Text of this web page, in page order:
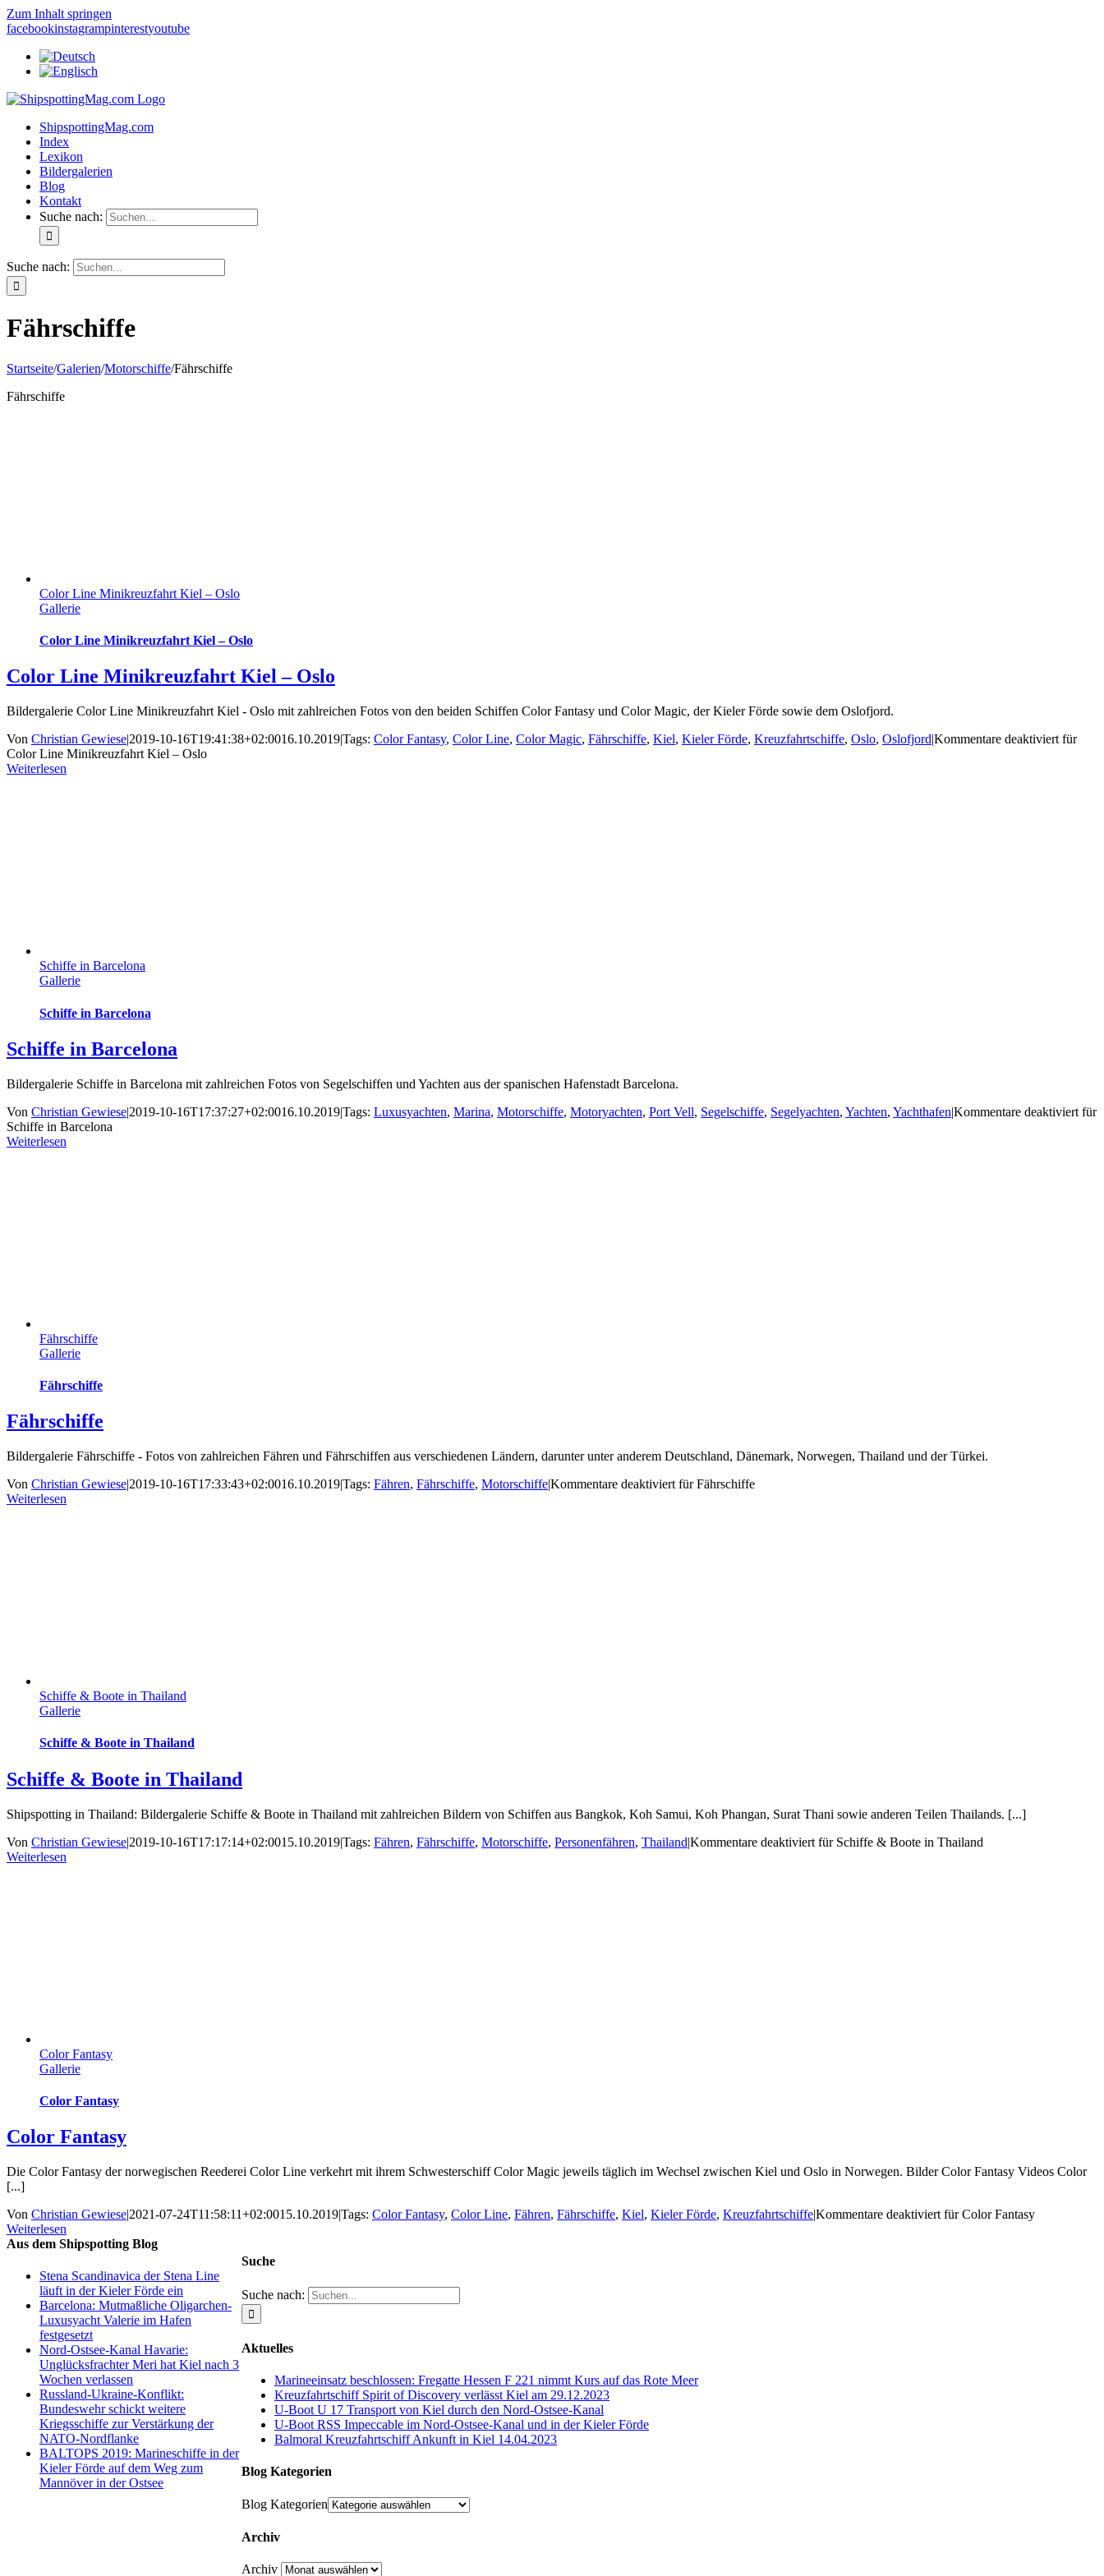
Zum Inhalt springen
facebookinstagrampinterestyoutube
ShipspottingMag.com
Index
Lexikon
Bildergalerien
Blog
Kontakt
Suche nach:
Suche nach:
Fährschiffe
Startseite/Galerien/Motorschiffe/Fährschiffe
Fährschiffe
Color Line Minikreuzfahrt Kiel – Oslo
Gallerie
Color Line Minikreuzfahrt Kiel – Oslo
Color Line Minikreuzfahrt Kiel – Oslo
Bildergalerie Color Line Minikreuzfahrt Kiel - Oslo mit zahlreichen Fotos von den beiden Schiffen Color Fantasy und Color Magic, der Kieler Förde sowie dem Oslofjord.
Von Christian Gewiese|2019-10-16T19:41:38+02:0016.10.2019|Tags: Color Fantasy, Color Line, Color Magic, Fährschiffe, Kiel, Kieler Förde, Kreuzfahrtschiffe, Oslo, Oslofjord|Kommentare deaktiviert für
Color Line Minikreuzfahrt Kiel – Oslo
Weiterlesen
Schiffe in Barcelona
Gallerie
Schiffe in Barcelona
Schiffe in Barcelona
Bildergalerie Schiffe in Barcelona mit zahlreichen Fotos von Segelschiffen und Yachten aus der spanischen Hafenstadt Barcelona.
Von Christian Gewiese|2019-10-16T17:37:27+02:0016.10.2019|Tags: Luxusyachten, Marina, Motorschiffe, Motoryachten, Port Vell, Segelschiffe, Segelyachten, Yachten, Yachthafen|Kommentare deaktiviert für
Schiffe in Barcelona
Weiterlesen
Fährschiffe
Gallerie
Fährschiffe
Fährschiffe
Bildergalerie Fährschiffe - Fotos von zahlreichen Fähren und Fährschiffen aus verschiedenen Ländern, darunter unter anderem Deutschland, Dänemark, Norwegen, Thailand und der Türkei.
Von Christian Gewiese|2019-10-16T17:33:43+02:0016.10.2019|Tags: Fähren, Fährschiffe, Motorschiffe|Kommentare deaktiviert für Fährschiffe
Weiterlesen
Schiffe & Boote in Thailand
Gallerie
Schiffe & Boote in Thailand
Schiffe & Boote in Thailand
Shipspotting in Thailand: Bildergalerie Schiffe & Boote in Thailand mit zahlreichen Bildern von Schiffen aus Bangkok, Koh Samui, Koh Phangan, Surat Thani sowie anderen Teilen Thailands. [...]
Von Christian Gewiese|2019-10-16T17:17:14+02:0015.10.2019|Tags: Fähren, Fährschiffe, Motorschiffe, Personenfähren, Thailand|Kommentare deaktiviert für Schiffe & Boote in Thailand
Weiterlesen
Color Fantasy
Gallerie
Color Fantasy
Color Fantasy
Die Color Fantasy der norwegischen Reederei Color Line verkehrt mit ihrem Schwesterschiff Color Magic jeweils täglich im Wechsel zwischen Kiel und Oslo in Norwegen. Bilder Color Fantasy Videos Color
[...]
Von Christian Gewiese|2021-07-24T11:58:11+02:0015.10.2019|Tags: Color Fantasy, Color Line, Fähren, Fährschiffe, Kiel, Kieler Förde, Kreuzfahrtschiffe|Kommentare deaktiviert für Color Fantasy
Weiterlesen
Suche
Suche nach:
Aktuelles
Marineeinsatz beschlossen: Fregatte Hessen F 221 nimmt Kurs auf das Rote Meer
Kreuzfahrtschiff Spirit of Discovery verlässt Kiel am 29.12.2023
U-Boot U 17 Transport von Kiel durch den Nord-Ostsee-Kanal
U-Boot RSS Impeccable im Nord-Ostsee-Kanal und in der Kieler Förde
Balmoral Kreuzfahrtschiff Ankunft in Kiel 14.04.2023
Blog Kategorien
Blog Kategorien
Archiv
Archiv
Aus dem Shipspotting Blog
Stena Scandinavica der Stena Line
läuft in der Kieler Förde ein
Barcelona: Mutmaßliche Oligarchen-
Luxusyacht Valerie im Hafen
festgesetzt
Nord-Ostsee-Kanal Havarie:
Unglücksfrachter Meri hat Kiel nach 3
Wochen verlassen
Russland-Ukraine-Konflikt:
Bundeswehr schickt weitere
Kriegsschiffe zur Verstärkung der
NATO-Nordflanke
BALTOPS 2019: Marineschiffe in der
Kieler Förde auf dem Weg zum
Mannöver in der Ostsee